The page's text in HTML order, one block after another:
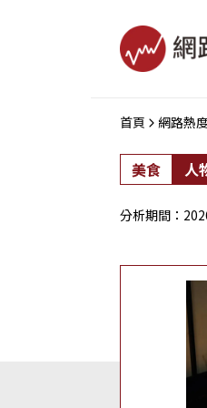
首頁 網路熱
美食 人
分析期間：